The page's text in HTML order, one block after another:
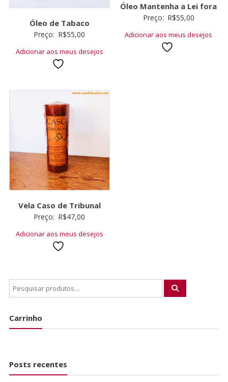
Óleo de Tabaco
Preço: R$55,00
Adicionar aos meus desejos
Óleo Mantenha a Lei fora
Preço: R$55,00
Adicionar aos meus desejos
Vela Caso de Tribunal
Preço: R$47,00
Adicionar aos meus desejos
Carrinho
Posts recentes